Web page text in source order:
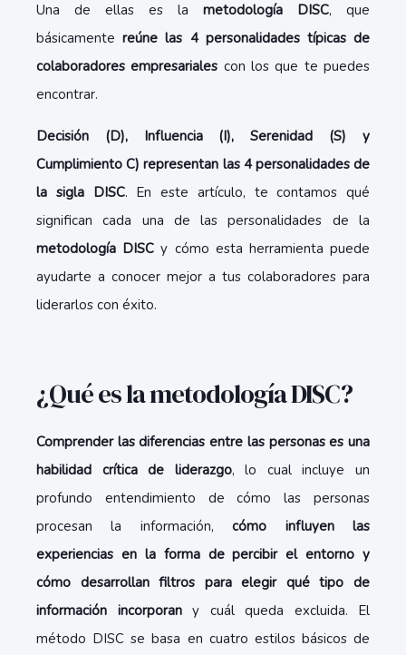
Una de ellas es la metodología DISC, que
básicamentereúne las 4 personalidades típicas de
colaboradores empresariales con los que te puedes
encontrar.
Decisión (D), Influencia (I), Serenidad (S) y
Cumplimiento C) representan las 4 personalidades de
la sigla DISC. En este artículo, te contamos qué
significan cada una de las personalidades de la
metodología DISC y cómo esta herramienta puede
ayudarte a conocer mejor a tus colaboradores para
liderarlos con éxito.
¿Qué es la metodología DISC?
Comprender las diferencias entre las personas es una
habilidad crítica de liderazgo, lo cual incluye un
profundo entendimiento de cómo las personas
procesan la información,cómo influyen las
experiencias en la forma de percibir el entorno y
cómo desarrollan filtros para elegir qué tipo de
información incorporany cuál queda excluida. El
método DISC se basa en cuatro estilos básicos de